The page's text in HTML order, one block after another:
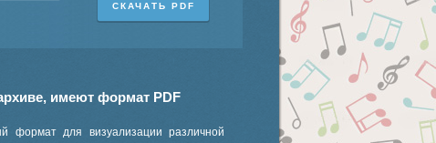
СКАЧАТЬ PDF
имеют формат PDF
формат для визуализации различной